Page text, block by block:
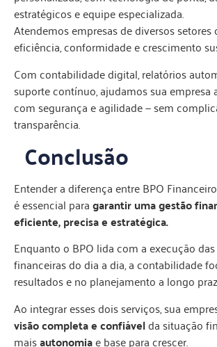
estratégicos e equipe especializada.
Atendemos empresas de diversos
eficiência, conformidade e crescimento
Com contabilidade digital, relatórios
suporte contínuo, ajudamos sua empresa
com segurança e agilidade — sem
transparência.
Conclusão
Entender a diferença entre BPO
é essencial paragarantir uma gestão
eficiente, precisa e estratégica.
Enquanto o BPO lida com a execução
financeiras do dia a dia, a contabilidade
resultados e no planejamento a longo
Ao integrar esses dois serviços, sua
visão completa e confiávelda situação
maisautonomiae base para crescer.